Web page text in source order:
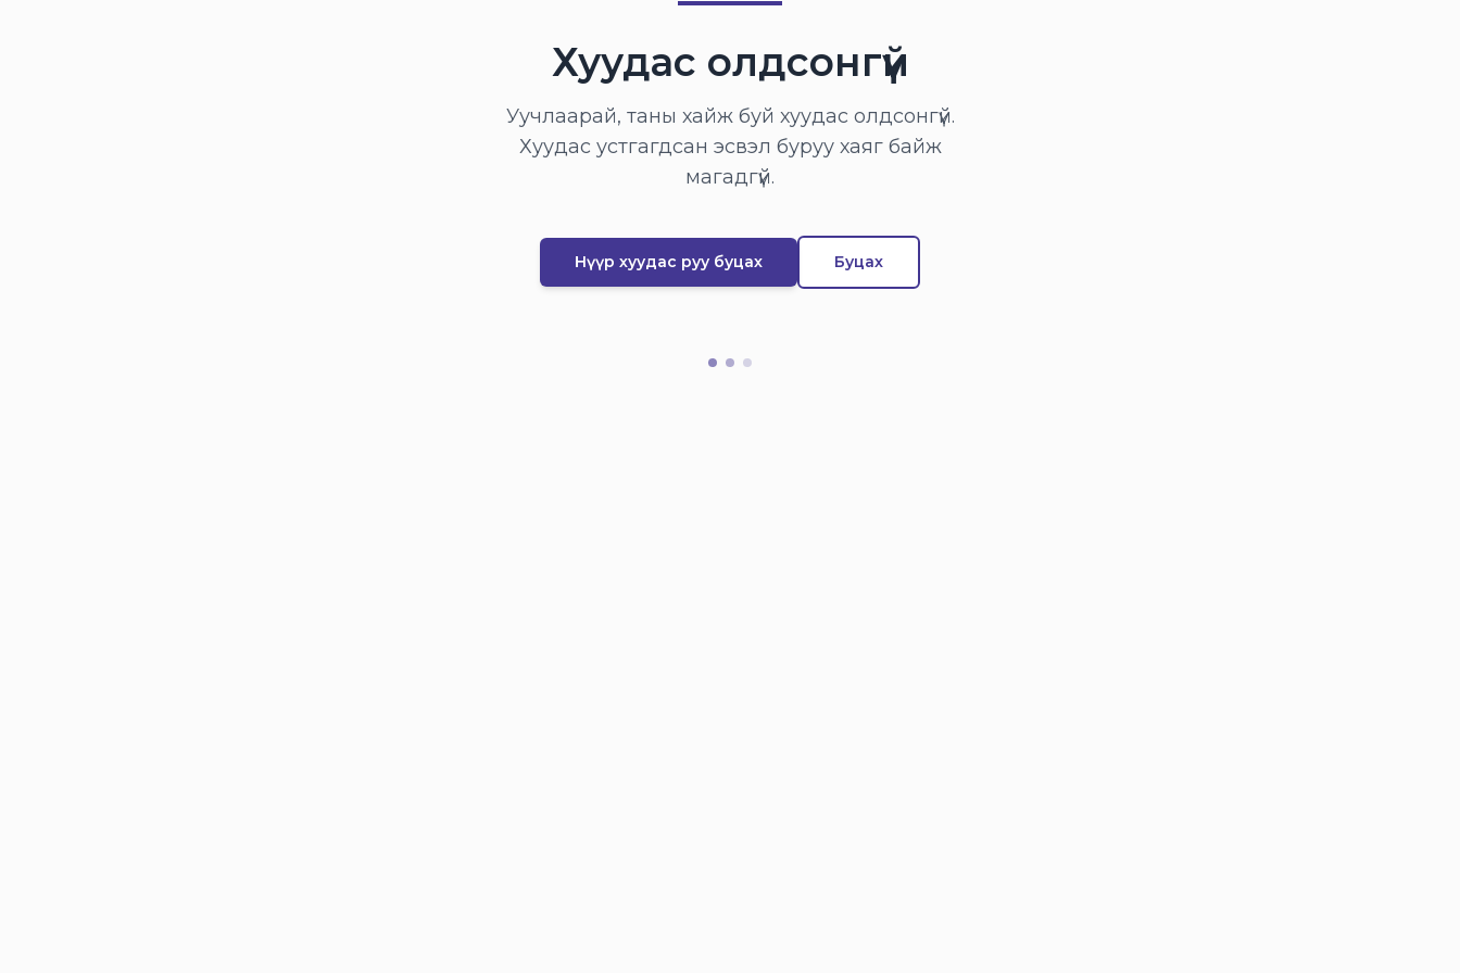
Хуудас олдсонгүй
Уучлаарай, таны хайж буй хуудас олдсонгүй.
Хуудас устгагдсан эсвэл буруу хаяг байж
магадгүй.
Нүүр хуудас руу буцах Буцах